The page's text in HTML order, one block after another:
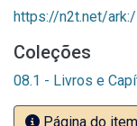
https://n2t.net/
Coleções
08.1 - Livros e
Página do